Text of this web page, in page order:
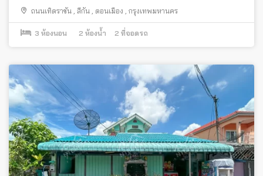
ถนนเทิดราชัน สีกัน ดอนเมือง กรุงเทพมหานคร
3 ห้องนอน 2 ห้องน้ำ 2 ที่จอดรถ